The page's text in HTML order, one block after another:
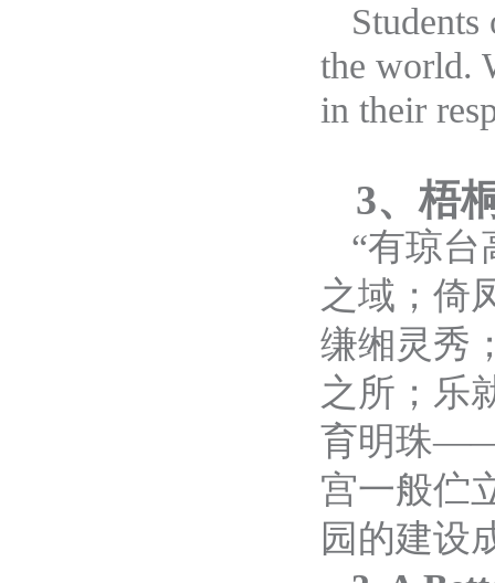
the world.
in their
3、梧
“有琼台
之域；倚
缣缃灵秀
之所；乐
育明珠——
宫一般伫
园的建设